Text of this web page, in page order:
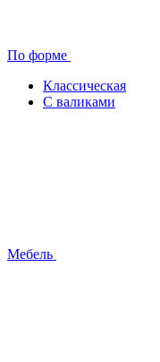
По форме
Классическая
С валиками
Мебель